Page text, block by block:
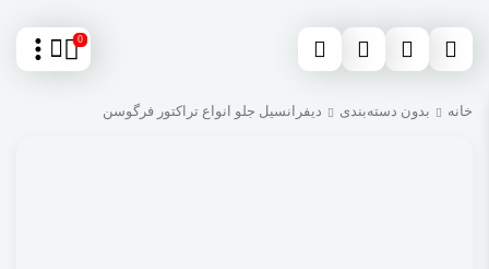
0
خانه بدون دسته‌بندی دیفرانسیل جلو انواع تراکتور فرگوسن